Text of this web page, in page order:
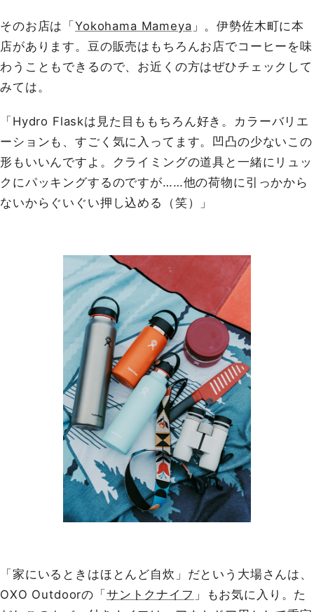
そのお店は「Yokohama Mameya 」。伊勢佐木町に本
店があります。豆の販売はもちろんお店でコーヒーを味
わうこともできるので、お近くの方はぜひチェックして
みては。
「Hydro Flaskは見た目ももちろん好き。カラーバリエ
ーションも、すごく気に入ってます。凹凸の少ないこの
形もいいんですよ。クライミングの道具と一緒にリュッ
クにパッキングするのですが……他の荷物に引っかから
ないからぐいぐい押し込める（笑）」
「家にいるときはほとんど自炊」だという大場さんは、
OXO Outdoorの「サントクナイフ 」もお気に入り。た